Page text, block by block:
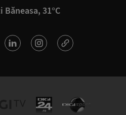
31°C